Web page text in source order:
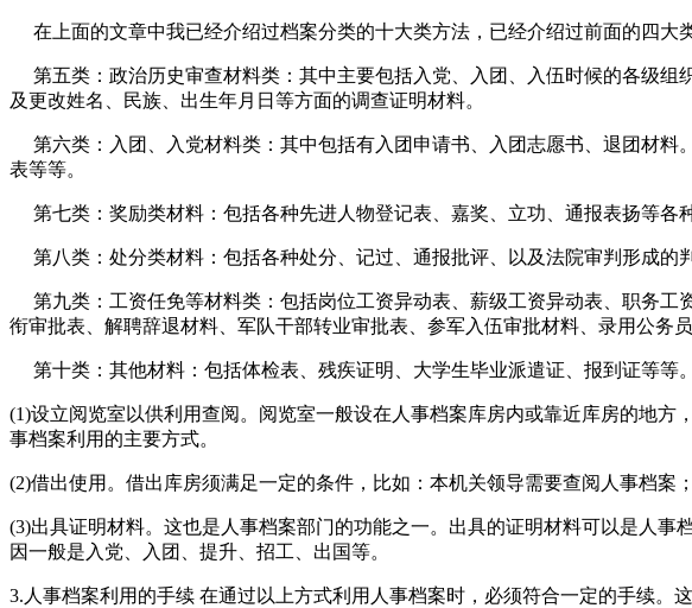
在上面的文章中我已经介绍过档案分类的十大类方法，已经介绍过前面的四大
第五类：政治历史审查材料类：其中主要包括入党、入团、入伍时候的各级组
及更改姓名、民族、出生年月日等方面的调查证明材料。
第六类：入团、入党材料类：其中包括有入团申请书、入团志愿书、退团材料
表等等。
第七类：奖励类材料：包括各种先进人物登记表、嘉奖、立功、通报表扬等各种
第八类：处分类材料：包括各种处分、记过、通报批评、以及法院审判形成的
第九类：工资任免等材料类：包括岗位工资异动表、薪级工资异动表、职务工
衔审批表、解聘辞退材料、军队干部转业审批表、参军入伍审批材料、录用公务员
第十类：其他材料：包括体检表、残疾证明、大学生毕业派遣证、报到证等等。
(1)设立阅览室以供利用查阅。阅览室一般设在人事档案库房内或靠近库房的地
事档案利用的主要方式。
(2)借出使用。借出库房须满足一定的条件，比如：本机关领导需要查阅人事档
(3)出具证明材料。这也是人事档案部门的功能之一。出具的证明材料可以是人
因一般是入党、入团、提升、招工、出国等。
3.人事档案利用的手续 在通过以上方式利用人事档案时，必须符合一定的手续。